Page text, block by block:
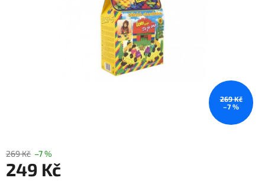
269 Kč
–7 %
269 Kč –7 %
249 Kč